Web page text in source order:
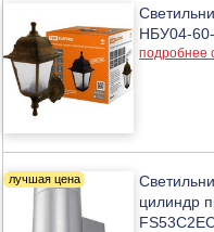
НБУ04-
подробнее
цилиндр